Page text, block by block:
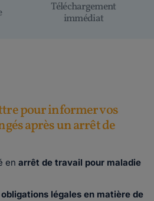
Téléchargement
immédiat
pour informer vos
après un arrêt de
en arrêt de travail pour maladie
légales en matière de